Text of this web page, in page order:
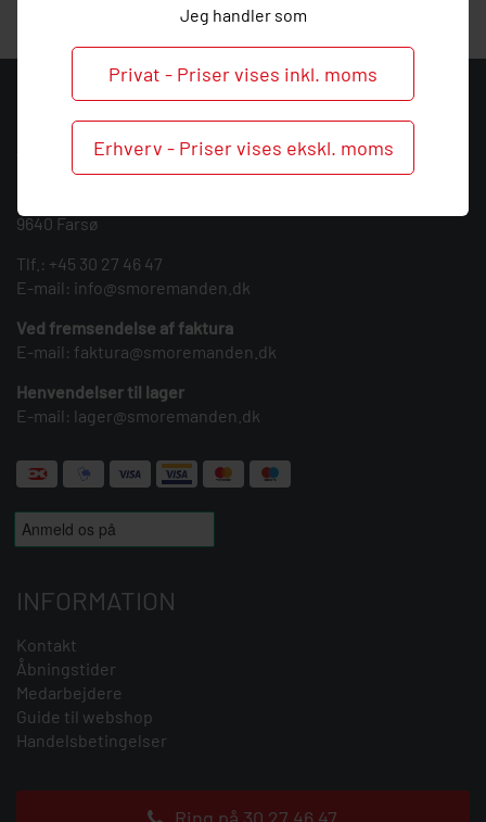
Jeg handler som
Privat - Priser vises inkl. moms
Erhverv - Priser vises ekskl. moms
KONTAKT
Smøremanden A/S
CVR: 39683717
9640 Farsø
Tlf.: +45 30 27 46 47
E-mail: info@smoremanden.dk
Ved fremsendelse af faktura
E-mail: faktura@smoremanden.dk
Henvendelser til lager
E-mail: lager@smoremanden.dk
INFORMATION
Kontakt
Åbningstider
Medarbejdere
Guide til webshop
Handelsbetingelser